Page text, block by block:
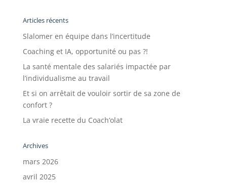
Articles récents
Slalomer en équipe dans l’incertitude
Coaching et IA, opportunité ou pas ?!
La santé mentale des salariés impactée par
l’individualisme au travail
Et si on arrêtait de vouloir sortir de sa zone de
confort ?
La vraie recette du Coach’olat
Archives
mars 2026
avril 2025